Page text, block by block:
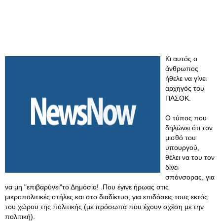
Κι αυτός ο
άνθρωπος
ήθελε να γίνει
αρχηγός του
ΠΑΣΟΚ.
Ο τύπος που
δηλώνει ότι τον
μισθό του
υπουργού,
θέλει να του τον
δίνει
σπόνσορας, για
να μη "επιβαρύνει"το Δημόσιο! .Που έγινε ήρωας στις
μικροπολιτικές στήλες και στο διαδίκτυο, για επιδόσεις τους εκτός
του χώρου της πολιτικής (με πρόσωπα που έχουν σχέση με την
πολιτική).